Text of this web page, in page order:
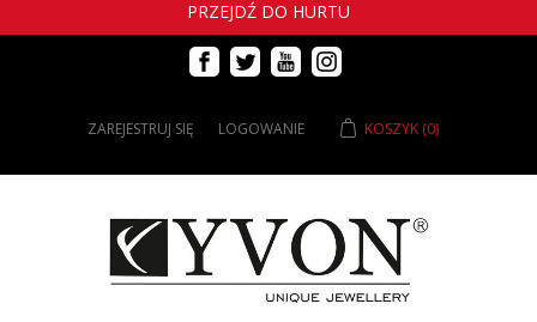
PRZEJDŹ DO HURTU
ZAREJESTRUJ SIĘ LOGOWANIE KOSZYK (0)